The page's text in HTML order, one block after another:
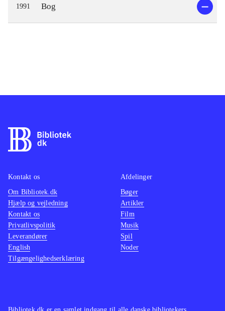
1991 Bog
Kontakt os
Om Bibliotek.dk
Hjælp og vejledning
Kontakt os
Privatlivspolitik
Leverandører
English
Tilgængelighedserklæring
Afdelinger
Bøger
Artikler
Film
Musik
Spil
Noder